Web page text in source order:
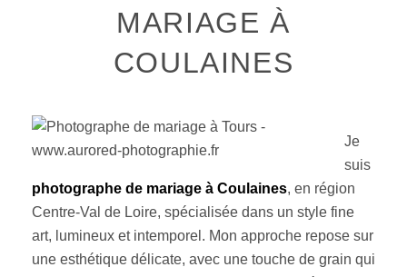
MARIAGE À
COULAINES
Je
suis
photographe de mariage à Coulaines, en région
Centre-Val de Loire, spécialisée dans un style fine
art, lumineux et intemporel. Mon approche repose sur
une esthétique délicate, avec une touche de grain qui